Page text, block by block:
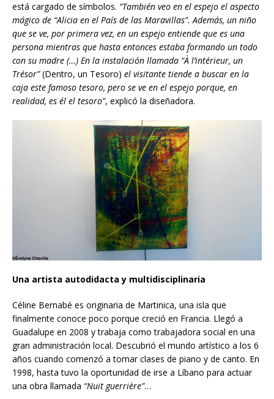
está cargado de símbolos. “También veo en el espejo el aspecto
mágico de “Alicia en el País de las Maravillas”. Además, un niño
que se ve, por primera vez, en un espejo entiende que es una
persona mientras que hasta entonces estaba formando un todo
con su madre (…) En la instalación llamada “À l’intérieur, un
Trésor”(Dentro, un Tesoro) el visitante tiende a buscar en la
caja este famoso tesoro, pero se ve en el espejo porque, en
realidad, es él el tesoro”, explicó la diseñadora.
Una artista autodidacta y multidisciplinaria
Céline Bernabé es originaria de Martinica, una isla que
finalmente conoce poco porque creció en Francia. Llegó a
Guadalupe en 2008 y trabaja como trabajadora social en una
gran administración local. Descubrió el mundo artístico a los 6
años cuando comenzó a tomar clases de piano y de canto. En
1998, hasta tuvo la oportunidad de irse a Líbano para actuar
una obra llamada “Nuit guerrière”…